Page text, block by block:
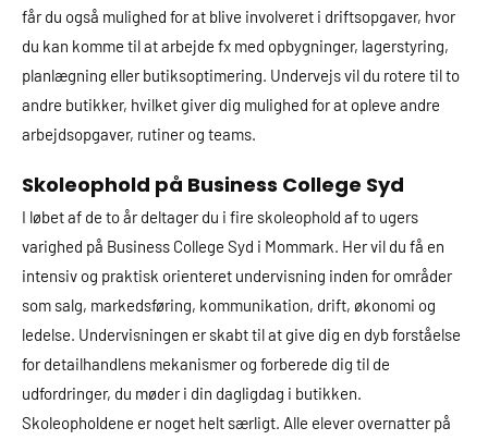
får du også mulighed for at blive involveret i driftsopgaver, hvor
du kan komme til at arbejde fx med opbygninger, lagerstyring,
planlægning eller butiksoptimering. Undervejs vil du rotere til to
andre butikker, hvilket giver dig mulighed for at opleve andre
arbejdsopgaver, rutiner og teams.
Skoleophold på Business College Syd
I løbet af de to år deltager du i fire skoleophold af to ugers
varighed på Business College Syd i Mommark. Her vil du få en
intensiv og praktisk orienteret undervisning inden for områder
som salg, markedsføring, kommunikation, drift, økonomi og
ledelse. Undervisningen er skabt til at give dig en dyb forståelse
for detailhandlens mekanismer og forberede dig til de
udfordringer, du møder i din dagligdag i butikken.
Skoleopholdene er noget helt særligt. Alle elever overnatter på